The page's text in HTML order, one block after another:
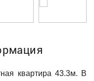
квартира 43.3м. В